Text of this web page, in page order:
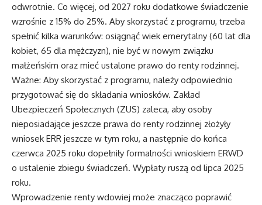
odwrotnie. Co więcej, od 2027 roku dodatkowe świadczenie
wzrośnie z 15% do 25%. Aby skorzystać z programu, trzeba
spełnić kilka warunków: osiągnąć wiek emerytalny (60 lat dla
kobiet, 65 dla mężczyzn), nie być w nowym związku
małżeńskim oraz mieć ustalone prawo do renty rodzinnej.
Ważne: Aby skorzystać z programu, należy odpowiednio
przygotować się do składania wniosków. Zakład
Ubezpieczeń Społecznych (ZUS) zaleca, aby osoby
nieposiadające jeszcze prawa do renty rodzinnej złożyły
wniosek ERR jeszcze w tym roku, a następnie do końca
czerwca 2025 roku dopełniły formalności wnioskiem ERWD
o ustalenie zbiegu świadczeń. Wypłaty ruszą od lipca 2025
roku.
Wprowadzenie renty wdowiej może znacząco poprawić